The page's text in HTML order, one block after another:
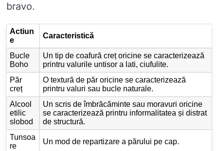
bravo.
Actiun
e
Caracteristică
Bucle
Boho
Un tip de coafură creț oricine se caracterizează
printru valurile untisor a lati, ciufulite.
Păr
creț
O textură de păr oricine se caracterizează
printru valuri sau bucle naturale.
Alcool
etilic
slobod
Un scris de îmbrăcăminte sau moravuri oricine
se caracterizează printru informalitatea și distrat
de structură.
Tunsoa
re
Un mod de repartizare a părului pe cap.